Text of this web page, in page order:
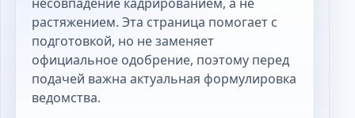
растяжением. Эта страница помогает с
подготовкой, но не заменяет
официальное одобрение, поэтому перед
подачей важна актуальная формулировка
ведомства.